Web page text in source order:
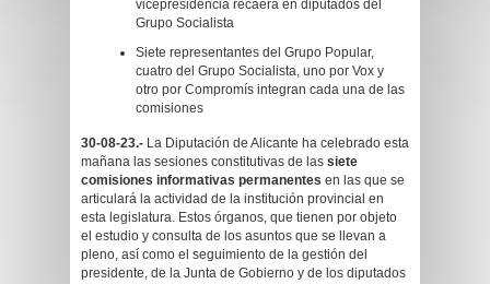
vicepresidencia recaerá en diputados del
Grupo Socialista
Siete representantes del Grupo Popular,
cuatro del Grupo Socialista, uno por Vox y
otro por Compromís integran cada una de las
comisiones
30-08-23.- La Diputación de Alicante ha celebrado esta
mañana las sesiones constitutivas de las siete
comisiones informativas permanentes en las que se
articulará la actividad de la institución provincial en
esta legislatura. Estos órganos, que tienen por objeto
el estudio y consulta de los asuntos que se llevan a
pleno, así como el seguimiento de la gestión del
presidente, de la Junta de Gobierno y de los diputados